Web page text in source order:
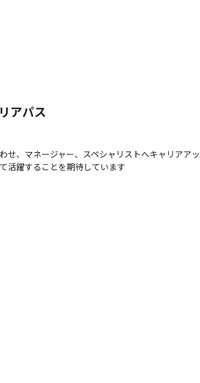
めています。
アパス
せ、マネージャー、スペシャリストへキャリアア
活躍することを期待しています